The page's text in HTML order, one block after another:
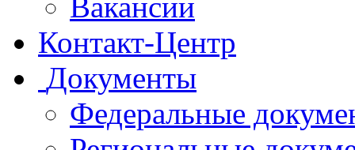
Вакансии
Контакт-Центр
Документы
Федеральные